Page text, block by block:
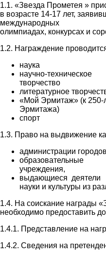
1.1. «Звезда Прометея »
в возрасте 14-17 лет,
международных
олимпиадах, конкурсах и
1.2. Награждение
наука
научно-техническое
творчество
литературное
«Мой Эрмитаж» (к 250-
Эрмитажа)
спорт
1.3. Право на выдвижение
администрации
образовательные
учреждения,
выдающиеся деятели
науки и культуры из
1.4. На соискание награды
необходимо предоставить
1.4.1. Представление на
1.4.2. Сведения на